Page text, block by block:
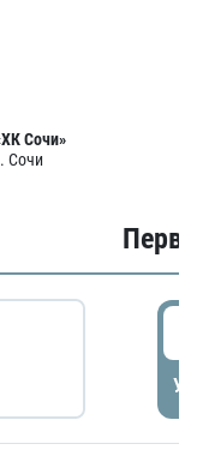
Сочи»
Сочи